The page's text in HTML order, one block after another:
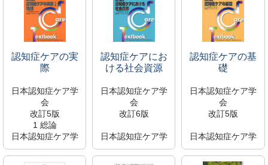
新着資料
所蔵中
大宮館
所蔵中
大宮館
S110285
新着資料
所蔵中
大宮館
認知症ケアの実
際
日本認知症ケア学
会
改訂5版
1 総論
日本認知症ケア学
会
2022/11
認知症ケアにお
ける社会資源
日本認知症ケア学
会
改訂6版
日本認知症ケア学
会
2022/11
認知症ケアの基
礎
日本認知症ケア学
会
改訂5版
日本認知症ケア学
会
2022/11